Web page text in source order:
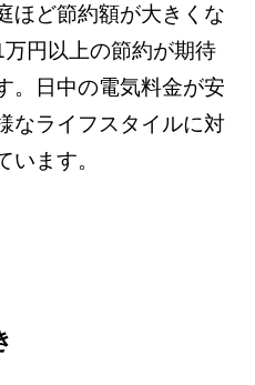
ほど節約額が大きくな
円以上の節約が期待
。日中の電気料金が安
なライフスタイルに対
います。